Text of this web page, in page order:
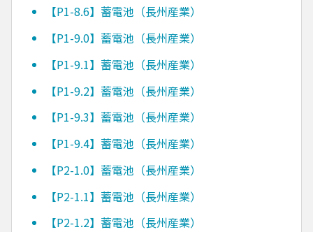
【P1-8.6】蓄電池（長州産業）
【P1-9.0】蓄電池（長州産業）
【P1-9.1】蓄電池（長州産業）
【P1-9.2】蓄電池（長州産業）
【P1-9.3】蓄電池（長州産業）
【P1-9.4】蓄電池（長州産業）
【P2-1.0】蓄電池（長州産業）
【P2-1.1】蓄電池（長州産業）
【P2-1.2】蓄電池（長州産業）